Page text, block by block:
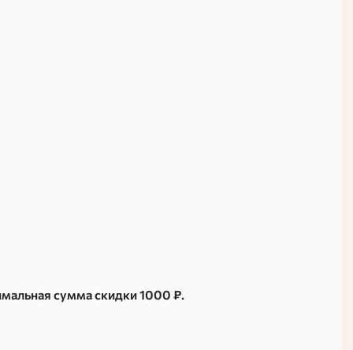
сумма скидки 1000 ₽.